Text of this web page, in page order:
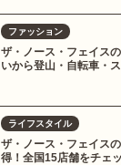
ファッション
ザ・ノース・フェイス
いから登山・自転車・
ライフスタイル
ザ・ノース・フェイス
得！全国15店舗をチェ